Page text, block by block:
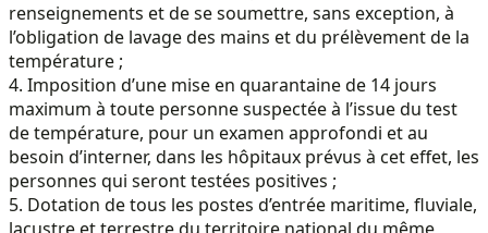
renseignements et de se soumettre, sans exception, à
l’obligation de lavage des mains et du prélèvement de la
température ;
4. Imposition d’une mise en quarantaine de 14 jours
maximum à toute personne suspectée à l’issue du test
de température, pour un examen approfondi et au
besoin d’interner, dans les hôpitaux prévus à cet effet, les
personnes qui seront testées positives ;
5. Dotation de tous les postes d’entrée maritime, fluviale,